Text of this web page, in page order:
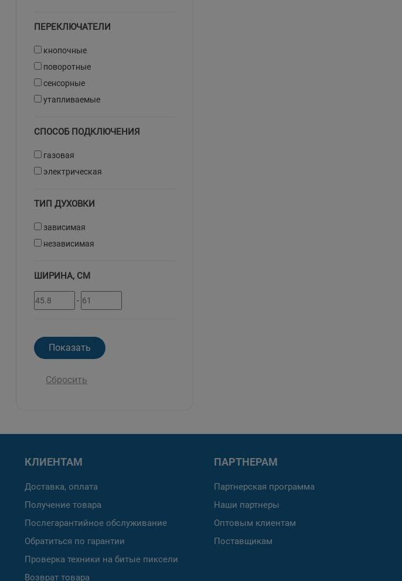
ПЕРЕКЛЮЧАТЕЛИ
кнопочные
поворотные
сенсорные
утапливаемые
СПОСОБ ПОДКЛЮЧЕНИЯ
газовая
электрическая
ТИП ДУХОВКИ
зависимая
независимая
ШИРИНА, СМ
-
Сбросить
КЛИЕНТАМ
Доставка, оплата
Получение товара
Послегарантийное обслуживание
Обратиться по гарантии
Проверка техники на битые пиксели
Возврат товара
ПАРТНЕРАМ
Партнерская программа
Наши партнеры
Оптовым клиентам
Поставщикам